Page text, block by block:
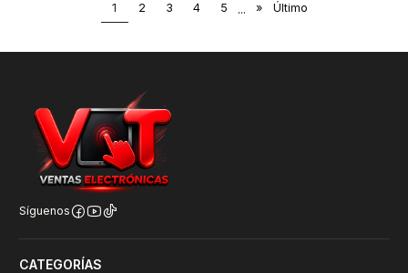
1 2 3 4 5 ... » Último
Síguenos
CATEGORÍAS